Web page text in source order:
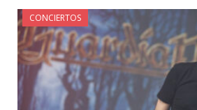
CONCIERTOS